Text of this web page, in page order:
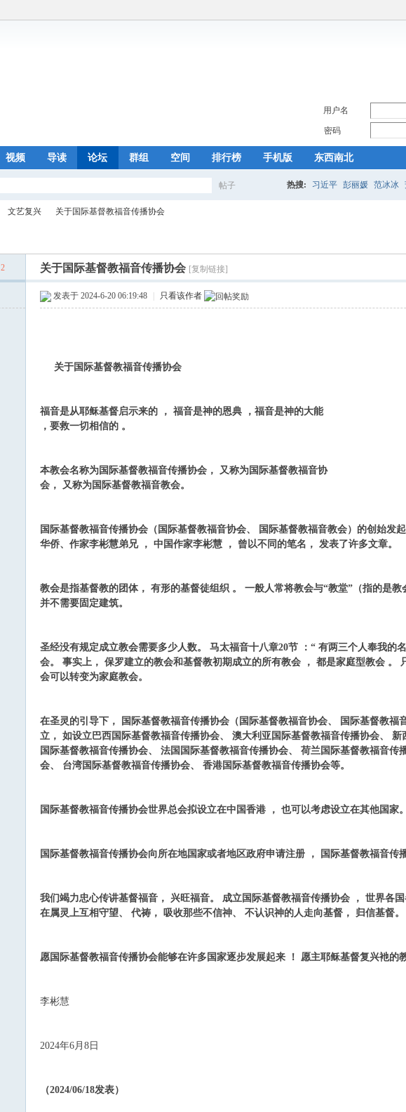
用户名
密码
视频 导读 论坛 群组 空间 排行榜 手机版 东西南北
帖子 热搜: 习近平 彭丽媛 范冰冰
文艺复兴
›
关于国际基督教福音传播协会
2 关于国际基督教福音传播协会 [复制链接]
发表于 2024-6-20 06:19:48 只看该作者
关于国际基督教福音传播协会
福音是从耶稣基督启示来的 ， 福音是神的恩典 ， 福音是神的大能
， 要救一切相信的 。
本教会名称为国际基督教福音传播协会 ，
又称为国际基督教福音协
会 ， 又称为国际基督教福音教会。
国际基督教福音传播协会 （国际基督教福音协会、 国际基督教福音教会）的创始发
华侨、作家李彬慧弟兄 ， 中国作家李彬慧 ， 曾以不同的笔名 ， 发表了许多文章。
教会是指基督教的团体， 有形的基督徒组织 。 一般人常将教会与“教堂”（指的是
并不需要固定建筑。
圣经没有规定成立教会需要多少人数。 马太福音十八章20节 ：“ 有两三个人奉我的
会。 事实上 ， 保罗建立的教会和基督教初期成立的所有教会 ， 都是家庭型教会 。
会可以转变为家庭教会。
在圣灵的引导下， 国际基督教福音传播协会 （国际基督教福音协会、
国际基督教福
立， 如设立巴西国际基督教福音传播协会、 澳大利亚国际基督教福音传播协会、 新
国际基督教福音传播协会、 法国 国际基督教福音传播协会、 荷兰国际基督教福音传
会、 台湾国际基督教福音传播协会、 香港国际基督教福音传播协会等。
国际基督教福音传播协会世界总会拟设立在中国香港 ， 也可以考虑设立在其他国家
国际基督教福音传播协会向所在地国家或者地区政府申请注册 ， 国际基督教福音传
我们竭力忠心传讲基督福音 ， 兴旺福音。 成立国际基督教福音传播协会 ， 世界各
在属灵上互相守望、 代祷 ， 吸收那些不信神、 不认识神的人走向基督 ， 归信基督。
愿国际基督教福音传播协会能够在许多国家逐步发展起来 ！ 愿主耶稣基督复兴衪的
李彬慧
2024年6月8日
（2024/06/18发表）